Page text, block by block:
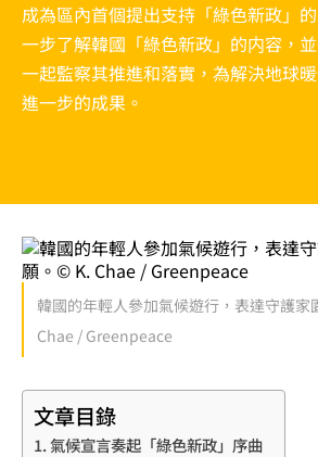
成為區內首個提出支持「綠色新政」
一步了解韓國「綠色新政」的内容，
一起監察其推進和落實，為解決地球
進一步的成果。
韓國的年輕人參加氣候遊行，表達守護
Chae / Greenpeace
文章目錄
氣候宣言奏起「綠色新政」序曲